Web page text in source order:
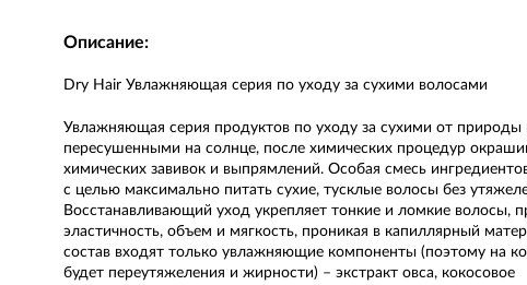
Описание:
Dry Hair Увлажняющая серия по уходу за сухими волосами
Увлажняющая серия продуктов по уходу за сухими от природы
пересушенными на солнце, после химических процедур
химических завивок и выпрямлений. Особая смесь
с целью максимально питать сухие, тусклые волосы без
Восстанавливающий уход укрепляет тонкие и ломкие волосы,
эластичность, объем и мягкость, проникая в капиллярный
состав входят только увлажняющие компоненты (поэтому на
будет переутяжеления и жирности) – экстракт овса, кокосовое